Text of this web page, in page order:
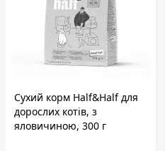
Сухий корм Half&Half для
дорослих котів, з
яловичиною, 300 г